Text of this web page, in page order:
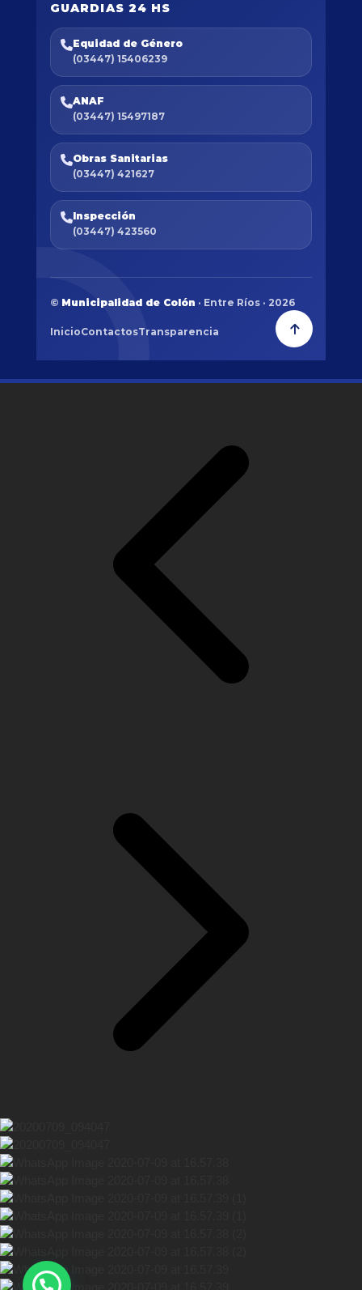
GUARDIAS 24 HS
Equidad de Género
(03447) 15406239
ANAF
(03447) 15497187
Obras Sanitarias
(03447) 421627
Inspección
(03447) 423560
© Municipalidad de Colón · Entre Ríos · 2026
InicioContactosTransparencia